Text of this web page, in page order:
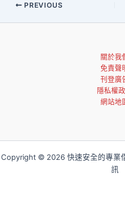
PREVIOUS
關於我
免責聲
刊登廣
隱私權
網站地
Copyright © 2026 快速安全的專業
訊